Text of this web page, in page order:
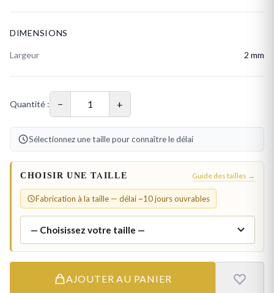
DIMENSIONS
Largeur 2 mm
Quantité : − +
Sélectionnez une taille pour connaître le délai
CHOISIR UNE TAILLE Guide des tailles →
Fabrication à la taille — délai ~10 jours ouvrables
AJOUTER AU PANIER